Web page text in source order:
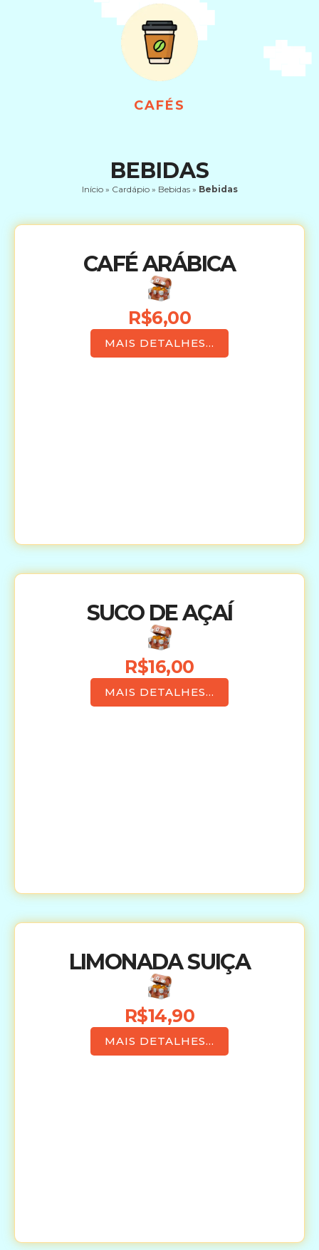
CAFÉS
BEBIDAS
Início» Cardápio» Bebidas» Bebidas
CAFÉ ARÁBICA
R$6,00
MAIS DETALHES...
SUCO DE AÇAÍ
R$16,00
MAIS DETALHES...
LIMONADA SUIÇA
R$14,90
MAIS DETALHES...